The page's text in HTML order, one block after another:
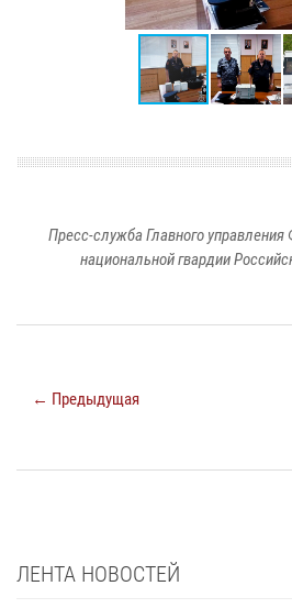
Пресс-служба Главного
национальной гвардии
← Предыдущая
ЛЕНТА НОВОСТЕЙ